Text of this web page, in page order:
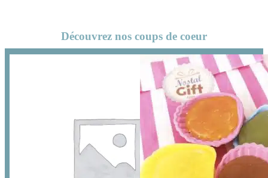
Découvrez nos coups de coeur